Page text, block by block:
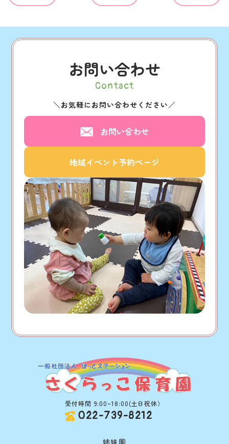
お問い合わせ
Contact
＼ お気軽にお問い合わせください ／
お問い合わせ
地域イベント予約ページ
受付時間 9:00~18:00(土日祝休）
022-739-8212